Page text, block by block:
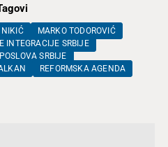
MARKO TODOROVIĆ
INTEGRACIJE SRBIJE
SRBIJE
REFORMSKA AGENDA